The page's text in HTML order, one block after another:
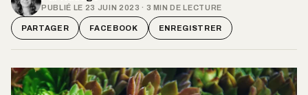
PUBLIÉ LE 23 JUIN 2023 · 3 MIN DE LECTURE
PARTAGER FACEBOOK ENREGISTRER